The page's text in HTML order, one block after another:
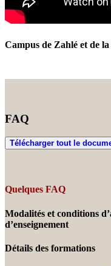
Campus de Zahlé et de la
FAQ
Télécharger tout le
Quelques FAQ
Modalités et conditions
d’enseignement
Détails des formations